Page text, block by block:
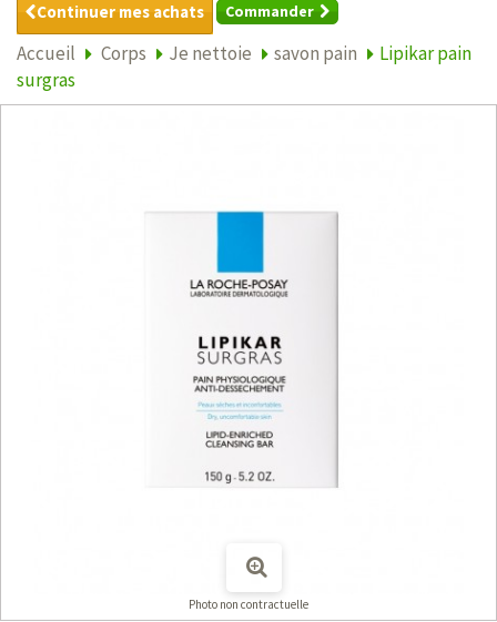
Continuer mes achats Commander
Accueil Corps Je nettoie savon pain
Lipikar pain
surgras
Photo non contractuelle